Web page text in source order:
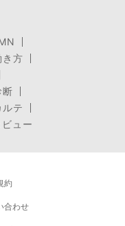
き方
断
テ
ュー
約
合わせ